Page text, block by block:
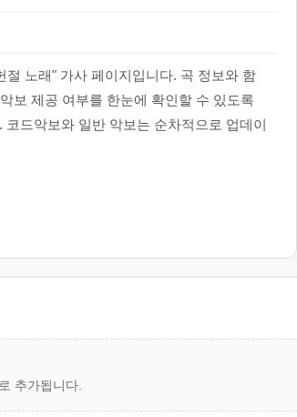
절 노래" 가사 페이지입니다. 곡 정보와 함
보 제공 여부를 한눈에 확인할 수 있도록
코드악보와 일반 악보는 순차적으로 업데이
추가됩니다.